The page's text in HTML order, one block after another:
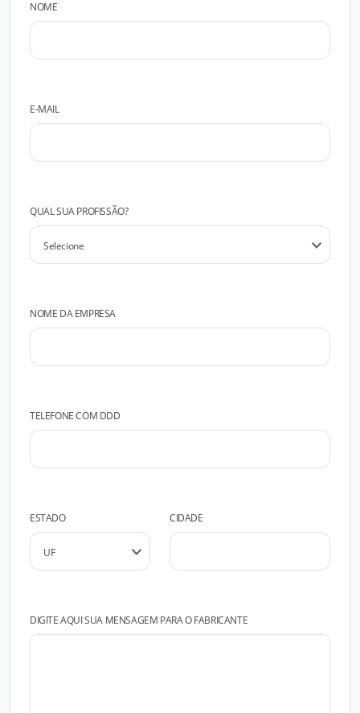
NOME
E-MAIL
QUAL SUA PROFISSÃO?
NOME DA EMPRESA
TELEFONE COM DDD
ESTADO CIDADE
DIGITE AQUI SUA MENSAGEM PARA O FABRICANTE